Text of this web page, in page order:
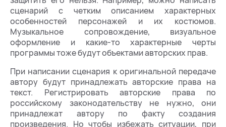
сценарий с четким описанием характерных
особенностей персонажей и их костюмов.
Музыкальное сопровождение, визуальное
оформление и какие-то характерные черты
программы тоже будут объектами авторских прав.
При написании сценария к оригинальной передаче
автору будут принадлежать авторские права на
текст. Регистрировать авторские права по
российскому законодательству не нужно, они
принадлежат автору по факту создания
произведения. Но чтобы избежать ситуации, при